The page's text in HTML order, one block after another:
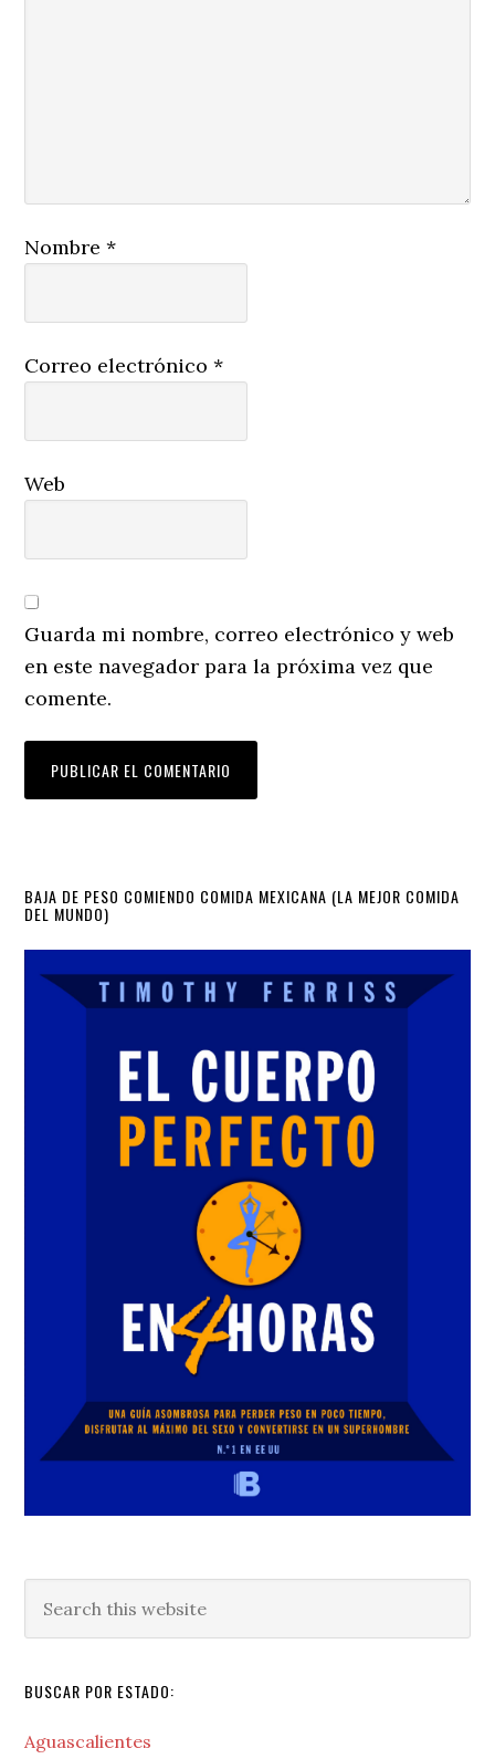
Nombre*
Correo electrónico*
Web
Guarda mi nombre, correo electrónico y web
en este navegador para la próxima vez que
comente.
Primary
Sidebar
BAJA DE PESO COMIENDO COMIDA MEXICANA (LA MEJOR COMIDA
DEL MUNDO)
this
BUSCAR POR ESTADO:
Aguascalientes